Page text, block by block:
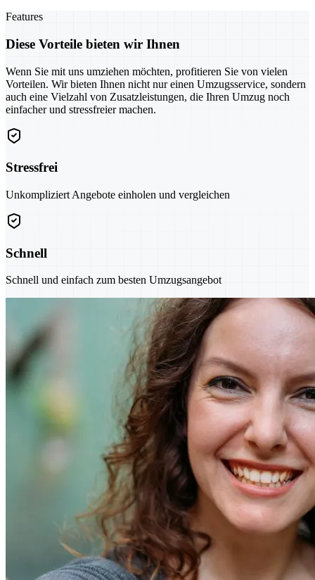
Features
Diese Vorteile bieten wir Ihnen
Wenn Sie mit uns umziehen möchten, profitieren Sie von vielen
Vorteilen. Wir bieten Ihnen nicht nur einen Umzugsservice, sondern
auch eine Vielzahl von Zusatzleistungen, die Ihren Umzug noch
einfacher und stressfreier machen.
Stressfrei
Unkompliziert Angebote einholen und vergleichen
Schnell
Schnell und einfach zum besten Umzugsangebot